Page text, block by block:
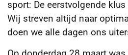
sport: De eerstvolgende
Wij streven altijd naar
doen we alle dagen ons